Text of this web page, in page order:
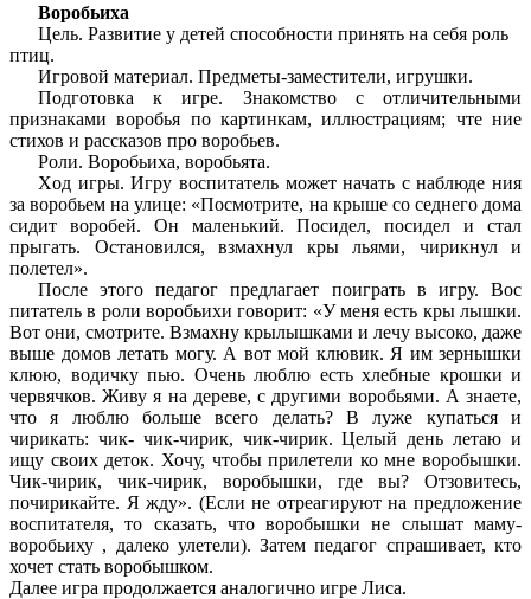
Воробьиха
Цель. Развитие у детей способности принять на себя роль
птиц.
Игpoвой материал. Предметы-заместители, игрушки.
Пoдгoтовка к игpе. Знакомство с отличительными
признаками воробья по картинкам, иллюстрациям; чте ние
стихов и рассказов про воробьев.
Роли. Воробьиха, воробьята.
Xoд игры. Игру воспитатель может начать с наблюде ния
за воробьем на улице: «Посмотрите, на крыше со ceднего дома
сидит воробей. Он маленький. Посидел, посидел и стал
прыгать. Остановился, взмахнул кры льями, чирикнул и
полетел».
После этого педагог предлагает поиграть в игру. Вос
питатель в роли воробьихи говорит: «У меня есть кры лышки.
Вот они, смотрите. Взмахну крылышками и лечу высоко, даже
выше домов летать могу. А вот мой клювик. Я им зернышки
клюю, водичку пью. Очень люблю есть хлебные крошки и
червячков. Живу я на дереве, с другими воробьями. А знаете,
что я люблю больше всего делать? В луже купаться и
чирикать: чик- чик-чирик, чик-чирик. Целый день летаю и
ищу своих деток. Хочу, чтобы прилетели ко мне воробышки.
Чик-чирик, чик-чирик, воробышки, где вы? Отзовитесь,
почирикайте. Я жду». (Если не отреагируют на предложение
воспитателя, то сказать, что воробышки не слышат маму-
воробьиху , далеко улетели). Затем педагог спрашивает, кто
хочет стать воробышком.
Далее игра продолжается аналогично игре Лиса.